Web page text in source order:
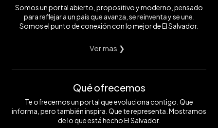
Somos un portal abierto, propositivo y moderno, pensado
para reflejar a un país que avanza, se reinventa y se une.
Somos el punto de conexión con lo mejor de El Salvador.
Ver mas ❯
Qué ofrecemos
Te ofrecemos un portal que evoluciona contigo. Que
informa, pero también inspira. Que te representa. Mostramos
de lo que está hecho El Salvador.